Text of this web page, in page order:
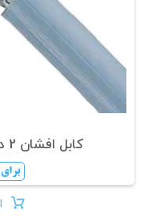
کابل افشان 2 در 1 شیلد حلقه 100 متری